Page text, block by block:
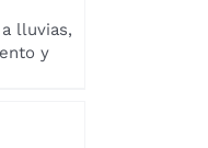
lluvias,
y